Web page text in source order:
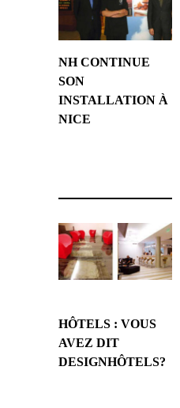
NH CONTINUE
SON
INSTALLATION À
NICE
HÔTELS : VOUS
AVEZ DIT
DESIGNHÔTELS?